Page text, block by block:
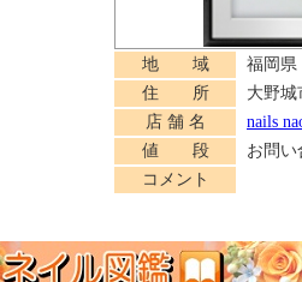
地 域
福岡県
住 所
大野城
店 舗 名
nails
値 段
お問い
コメント